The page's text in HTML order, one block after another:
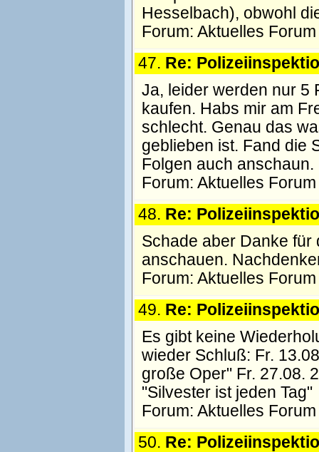
Hesselbach), obwohl
Forum: Aktuelles Forum
47. Re:
Ja, leider werden nur 5
kaufen. Habs mir am
schlecht. Genau das
geblieben ist. Fand die
Folgen auch
Forum: Aktuelles Forum
48. Re:
Schade aber Danke für
anschauen.
Forum: Aktuelles Forum
49. Re:
Es gibt keine
wieder Schluß: Fr.
große Oper" Fr. 27.08.
"Silvester ist jeden Tag"
Forum: Aktuelles Forum
50. Re: